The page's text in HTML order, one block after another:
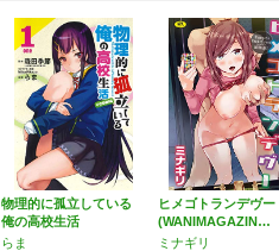
物理的に孤立している
俺の高校生活
@comic…
らま
ヒメゴトランデヴー
(WANIMAGAZIN…
ミナギリ